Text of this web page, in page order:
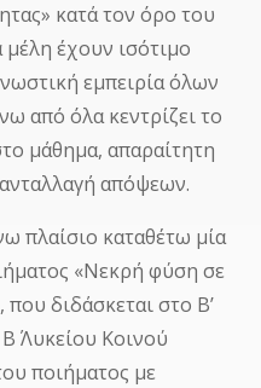
κατά τον όρο του
έχουν ισότιμο
εμπειρία όλων
από όλα κεντρίζει το
μάθημα, απαραίτητη
απόψεων.
πλαίσιο καταθέτω μία
«Νεκρή φύση σε
διδάσκεται στο Β’
Λυκείου Κοινού
ποιήματος με